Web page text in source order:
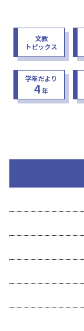
文教
トピックス
学年だより
4年